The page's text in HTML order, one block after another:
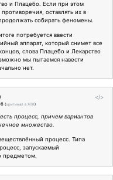
и Плацебо. Если при этом
оставлять их в
собирать феномены.
потребуется ввести
аппарат, который снимет все
слова Плацебо и Лекарство
мы пытаемся навести
нет.
</>
(оригинал в ЖЖ)
процесс, причем вариантов
множество.
процесс. Типа
запускаемый
предметом.